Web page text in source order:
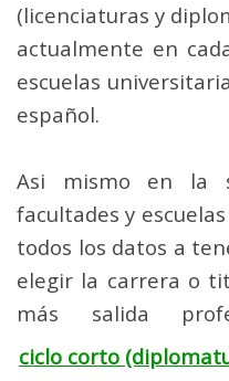
(licenciaturas y
actualmente en
escuelas
español.
Asi mismo en la
facultades y
todos los datos a
elegir la carrera o
más salida
ciclo corto